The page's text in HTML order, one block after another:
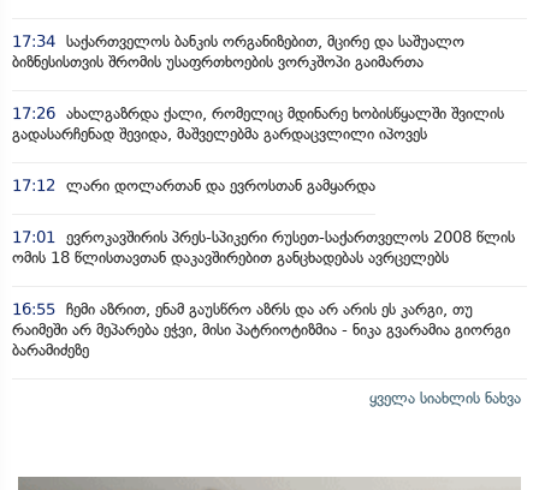
17:34 საქართველოს ბანკის ორგანიზებით, მცირე და საშუალო
ბიზნესისთვის შრომის უსაფრთხოების ვორკშოპი გაიმართა
17:26 ახალგაზრდა ქალი, რომელიც მდინარე ხობისწყალში შვილის
გადასარჩენად შევიდა, მაშველებმა გარდაცვლილი იპოვეს
17:12 ლარი დოლართან და ევროსთან გამყარდა
17:01
ევროკავშირის პრეს-სპიკერი რუსეთ-საქართველოს 2008 წლის
ომის 18 წლისთავთან დაკავშირებით განცხადებას ავრცელებს
16:55 ჩემი აზრით, ენამ გაუსწრო აზრს და არ არის ეს კარგი, თუ
რაიმეში არ მეპარება ეჭვი, მისი პატრიოტიზმია - ნიკა გვარამია გიორგი
ბარამიძეზე
ყველა სიახლის ნახვა